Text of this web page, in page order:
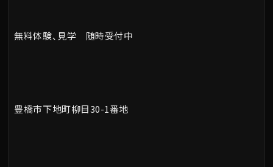
無料体験､見学 随時受付中
豊橋市下地町柳目30-1番地